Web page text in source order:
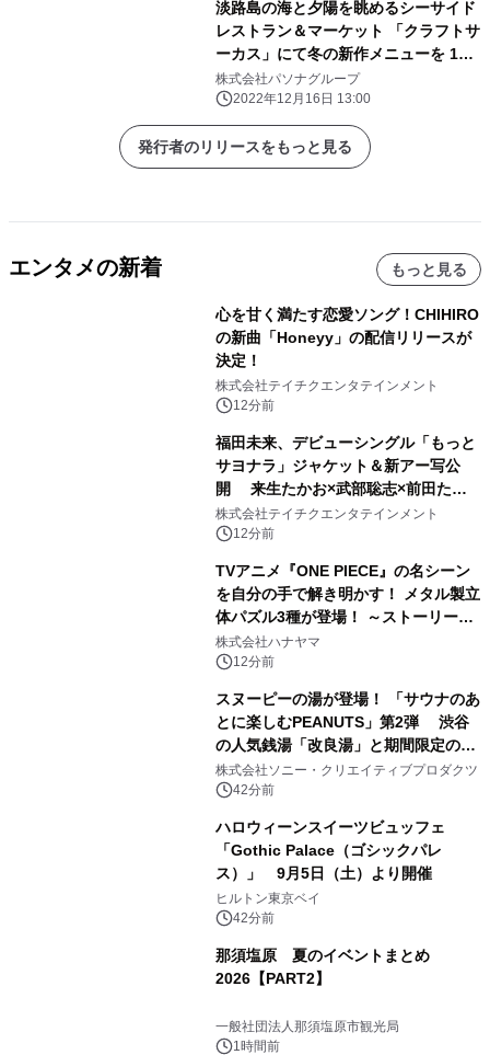
淡路島の海と夕陽を眺めるシーサイド
レストラン＆マーケット 「クラフトサ
ーカス」にて冬の新作メニューを 12
月 16 日より提供
株式会社パソナグループ
2022年12月16日 13:00
発行者のリリースをもっと見る
エンタメの新着 もっと見る
心を甘く満たす恋愛ソング！CHIHIRO
の新曲「Honeyy」の配信リリースが
決定！
株式会社テイチクエンタテインメント
12分前
福田未来、デビューシングル「もっと
サヨナラ」ジャケット＆新アー写公
開 来生たかお×武部聡志×前田たか
ひろの豪華タッグ
株式会社テイチクエンタテインメント
12分前
TVアニメ『ONE PIECE』の名シーン
を自分の手で解き明かす！ メタル製立
体パズル3種が登場！ ～ストーリーと
ギミックが融合した 大人の体験型パズ
ルが8月7日(金)12時より先行予約受付
株式会社ハナヤマ
12分前
スヌーピーの湯が登場！ 「サウナのあ
とに楽しむPEANUTS」第2弾 渋谷
の人気銭湯「改良湯」と期間限定のコ
ラボレーション サウナイキタイコラ
ボグッズも発売決定！
株式会社ソニー・クリエイティブプロダクツ
42分前
ハロウィーンスイーツビュッフェ
「Gothic Palace（ゴシックパレ
ス）」 9月5日（土）より開催
ヒルトン東京ベイ
42分前
那須塩原 夏のイベントまとめ
2026【PART2】
一般社団法人那須塩原市観光局
1時間前